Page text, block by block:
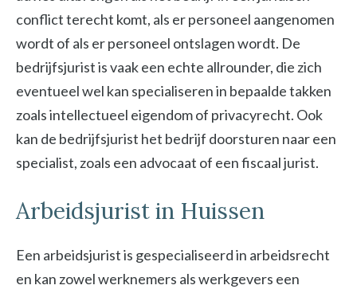
conflict terecht komt, als er personeel aangenomen
wordt of als er personeel ontslagen wordt. De
bedrijfsjurist is vaak een echte allrounder, die zich
eventueel wel kan specialiseren in bepaalde takken
zoals intellectueel eigendom of privacyrecht. Ook
kan de bedrijfsjurist het bedrijf doorsturen naar een
specialist, zoals een advocaat of een fiscaal jurist.
Arbeidsjurist in Huissen
Een arbeidsjurist is gespecialiseerd in arbeidsrecht
en kan zowel werknemers als werkgevers een